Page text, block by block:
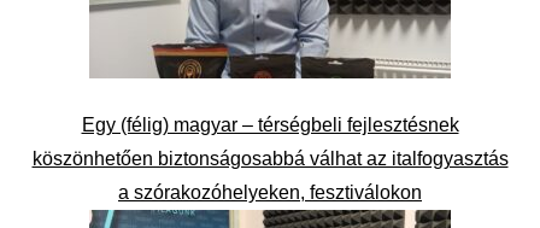
Egy (félig) magyar – térségbeli fejlesztésnek
köszönhetően biztonságosabbá válhat az italfogyasztás
a szórakozóhelyeken, fesztiválokon